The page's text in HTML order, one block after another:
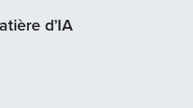
d’IA